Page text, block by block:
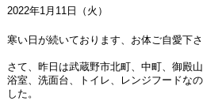
2022年1月11日（火）
寒い日が続いております、お体ご自愛下
さて、昨日は武蔵野市北町、中町、御殿
浴室、洗面台、トイレ、レンジフードな
した。